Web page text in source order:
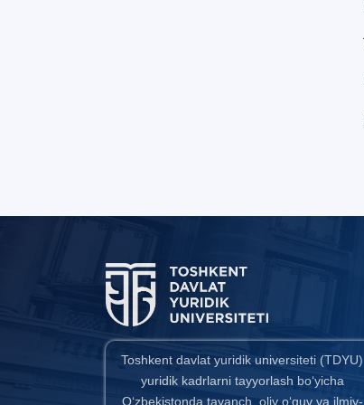
Toshkent davlat yuridik universiteti (TDYU)
yuridik kadrlarni tayyorlash bo‘yicha
O‘zbekistonda tayanch oliy o‘quv va ilmiy-